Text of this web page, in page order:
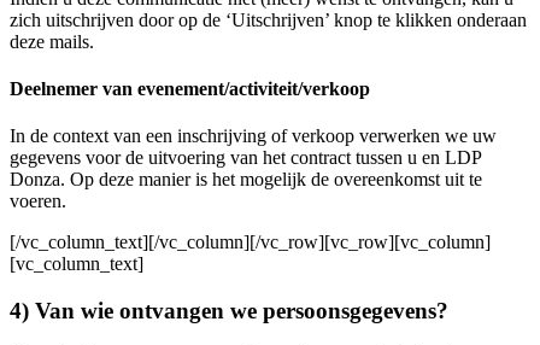
zich uitschrijven door op de ‘Uitschrijven’ knop te klikken onderaan
deze mails.
Deelnemer van evenement/activiteit/verkoop
In de context van een inschrijving of verkoop verwerken we uw
gegevens voor de uitvoering van het contract tussen u en LDP
Donza. Op deze manier is het mogelijk de overeenkomst uit te
voeren.
[/vc_column_text][/vc_column][/vc_row][vc_row][vc_column]
[vc_column_text]
4) Van wie ontvangen we persoonsgegevens?